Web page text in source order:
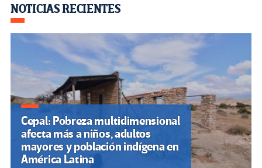
o
k
m n
tir
NOTICIAS RECIENTES
Cepal: Pobreza multidimensional
afecta más a niños, adultos
mayores y población indígena en
América Latina